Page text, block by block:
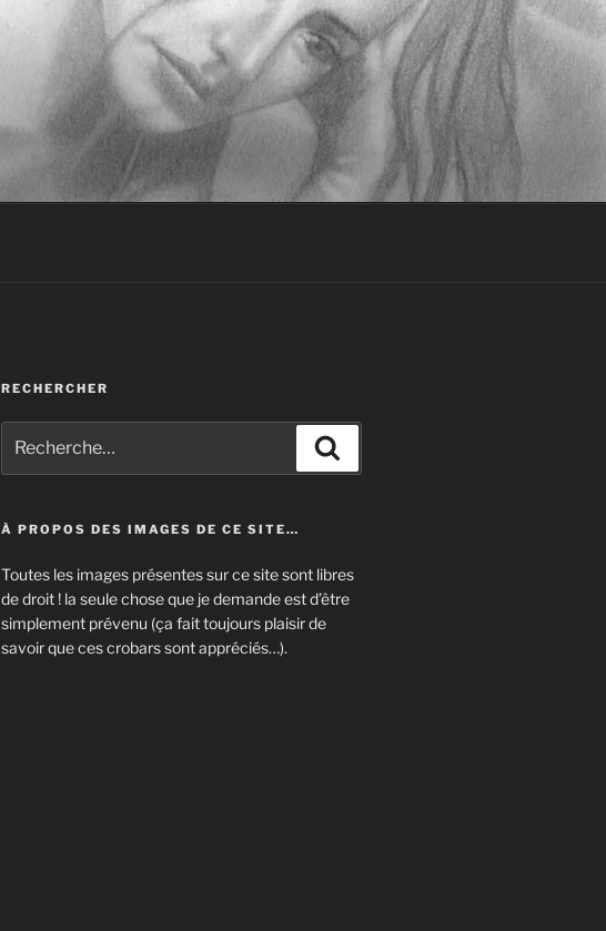
RECHERCHER
pour
:
À PROPOS DES IMAGES DE CE SITE…
Toutes les images présentes sur ce site sont libres
de droit ! la seule chose que je demande est d’être
simplement prévenu (ça fait toujours plaisir de
savoir que ces crobars sont appréciés…).